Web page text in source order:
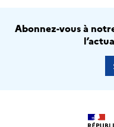
Abonnez-vous à